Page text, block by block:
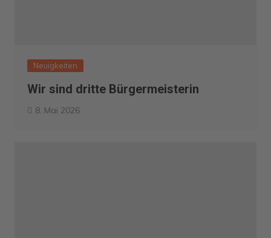
Neuigkeiten
Wir sind dritte Bürgermeisterin
8. Mai 2026